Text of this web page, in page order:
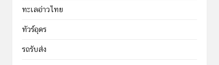
ทะเลอ่าวไทย
ทัวร์อุดร
รถรับส่ง